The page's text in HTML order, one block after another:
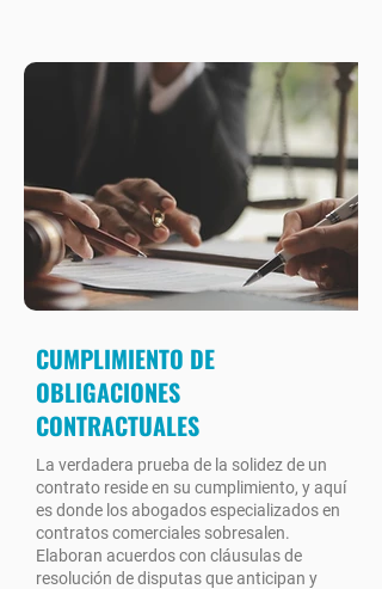
CUMPLIMIENTO DE
OBLIGACIONES
CONTRACTUALES
La verdadera prueba de la solidez de un
contrato reside en su cumplimiento, y aquí
es donde los abogados especializados en
contratos comerciales sobresalen.
Elaboran acuerdos con cláusulas de
resolución de disputas que anticipan y